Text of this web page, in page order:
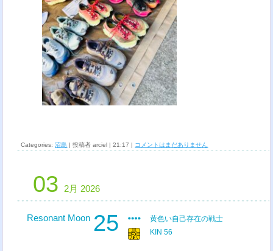
Categories:沼島 | 投稿者 arciel | 21:17 | コメントはまだありません
03 2月 2026
Resonant Moon 25
黄色い自己存在の戦士
KIN 56